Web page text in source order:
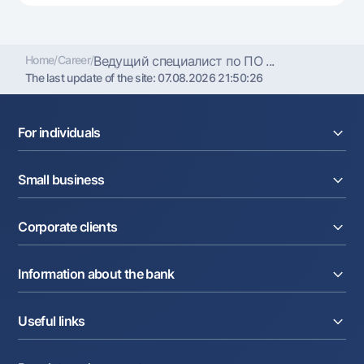
Home/Career/Ведущий специалист по ПО ...
The last update of the site:07.08.2026 21:50:26
For individuals
Deposits
Cards
Money transfers
Exchange rates
Promotions
Mobile application Milliy
Small business
Loans
Acquiring
Deposits
Cards
Partner Services
Currency transactions
Corporate clients
Current account
Factoring
Letter of credit
Cards
Salary project
Information about the bank
About the Bank
To shareholders and investors
Press Center
Tenders
Useful links